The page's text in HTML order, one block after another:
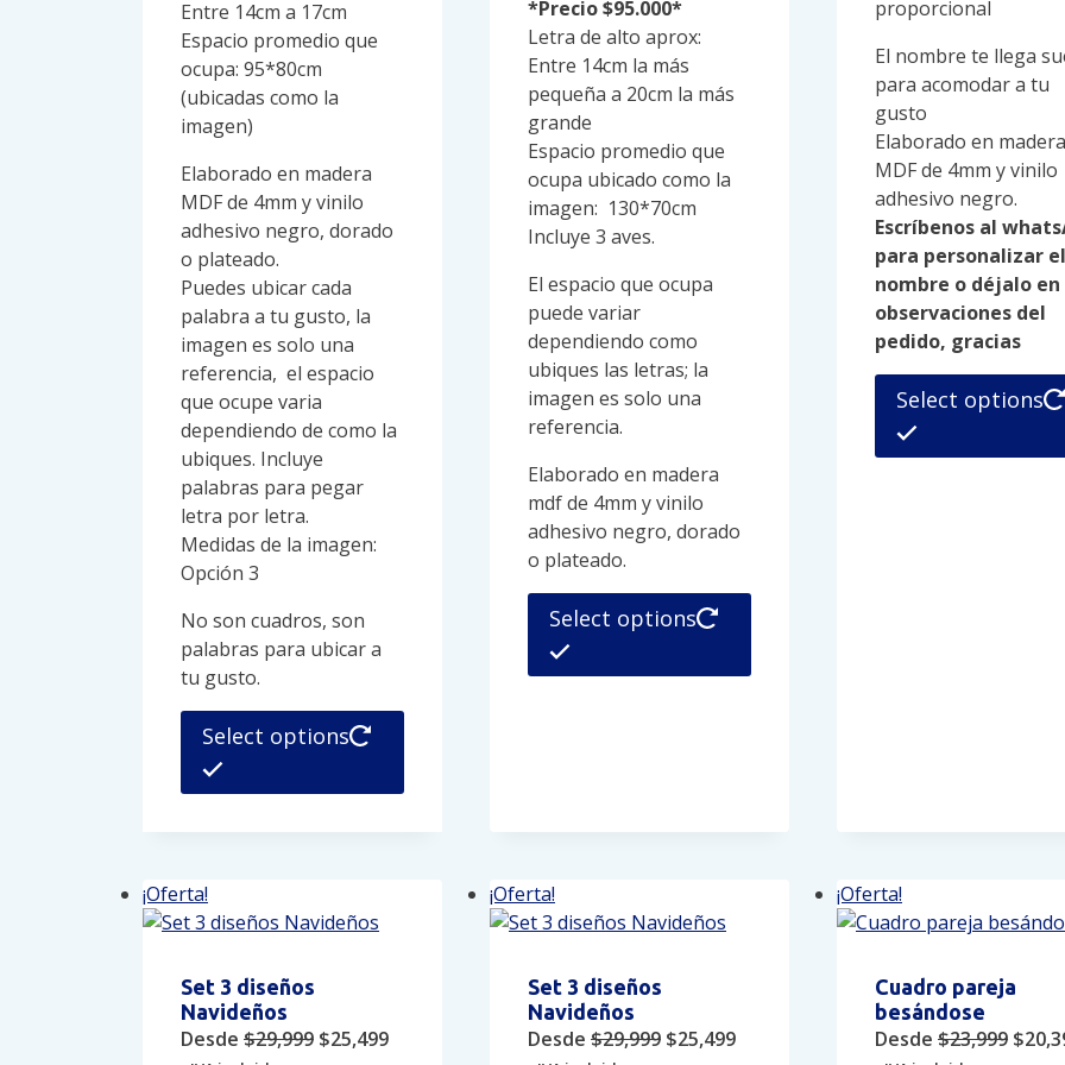
Entre 14cm a 17cm
Espacio promedio que
ocupa: 95*80cm
(ubicadas como la
imagen)
Elaborado en madera
MDF de 4mm y vinilo
adhesivo negro, dorado
o plateado.
Puedes ubicar cada
palabra a tu gusto, la
imagen es solo una
referencia, el espacio
que ocupe varia
dependiendo de como la
ubiques. Incluye
palabras para pegar
letra por letra.
Medidas de la imagen:
Opción 3
No son cuadros, son
palabras para ubicar a
tu gusto.
Select options
variantes.
opciones
*Precio $95.000*
Letra de alto aprox:
Entre 14cm la más
pequeña a 20cm la más
grande
Espacio promedio que
ocupa ubicado como la
imagen: 130*70cm
Incluye 3 aves.
El espacio que ocupa
puede variar
dependiendo como
ubiques las letras; la
imagen es solo una
referencia.
Elaborado en madera
mdf de 4mm y vinilo
adhesivo negro, dorado
o plateado.
Select options
pueden
proporcional
El nombre te llega
para acomodar a tu
gusto
Elaborado en madera
MDF de 4mm y vinilo
adhesivo negro.
Escríbenos al
para personalizar el
nombre o déjalo en
observaciones del
pedido, gracias
Select options
¡Oferta!
Set 3 diseños
Navideños
Desde $29,999 Original
$25,499Current
¡Oferta!
Set 3 diseños
Navideños
Desde $29,999 Original
$25,499Current
¡Oferta!
Cuadro pareja
besándose
Desde $23,999 $